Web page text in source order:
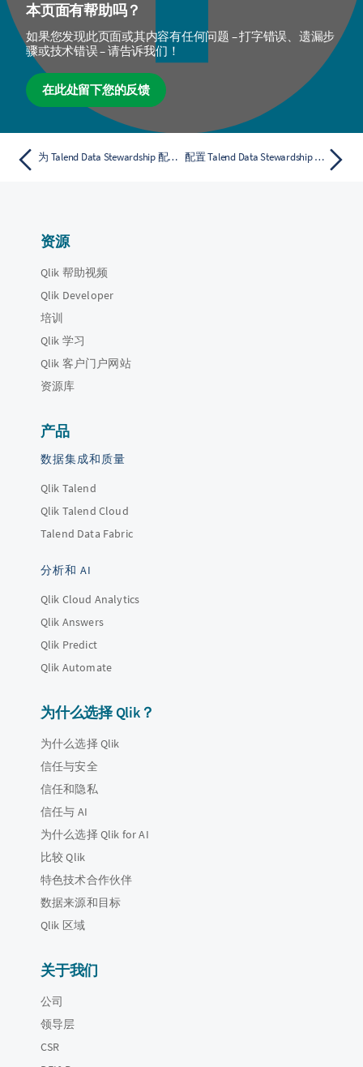
本页面有帮助吗？
如果您发现此页面或其内容有任何问题 – 打字错误、遗漏步
骤或技术错误 – 请告诉我们！
在此处留下您的反馈
为 Talend Data Stewardship 配置日志 配置 Talend Data Stewardship 以支持 Kerberized Apache Kafka
资源
Qlik 帮助视频
Qlik Developer
培训
Qlik 学习
Qlik 客户门户网站
资源库
产品
数据集成和质量
Qlik Talend
Qlik Talend Cloud
Talend Data Fabric
分析和 AI
Qlik Cloud Analytics
Qlik Answers
Qlik Predict
Qlik Automate
为什么选择 Qlik？
为什么选择 Qlik
信任与安全
信任和隐私
信任与 AI
为什么选择 Qlik for AI
比较 Qlik
特色技术合作伙伴
数据来源和目标
Qlik 区域
关于我们
公司
领导层
CSR